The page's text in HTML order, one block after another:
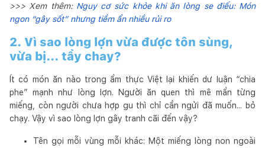
>>> Xem thêm: Nguy cơ sức khỏe khi ăn lòng se điếu: Món
ngon “gây sốt” nhưng tiềm ẩn nhiều rủi ro
2. Vì sao lòng lợn vừa được tôn sùng,
vừa bị... tẩy chay?
Ít có món ăn nào trong ẩm thực Việt lại khiến dư luận “chia
phe” mạnh như lòng lợn. Người ăn quen thì mê mẩn từng
miếng, còn người chưa hợp gu thì chỉ cần ngửi đã muốn... bỏ
chạy. Vậy vì sao lòng lợn gây tranh cãi đến vậy?
Tên gọi mỗi vùng mỗi khác: Một miếng lòng non ngoài